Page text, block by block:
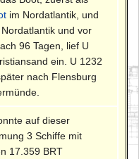
im Nordatlantik, und
und vor
96 Tagen, lief U
ein. U 1232
nach Flensburg
auf dieser
3 Schiffe mit
17.359 BRT